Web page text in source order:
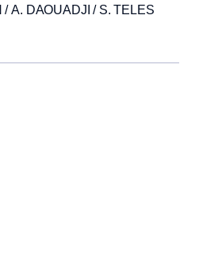
/ A. DAOUADJI / S. TELES